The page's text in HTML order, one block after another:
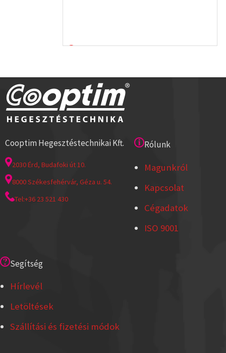
Cooptim Hegesztéstechnikai Kft.
2030 Érd, Budafoki út 10.
8000 Székesfehérvár, Géza u. 54.
Tel:+36 23 521 430
Rólunk
Magunkról
Kapcsolat
Cégadatok
ISO 9001
Segítség
Hírlevél
Letöltések
Szállítási és fizetési módok